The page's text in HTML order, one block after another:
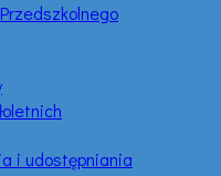
i udostępniania